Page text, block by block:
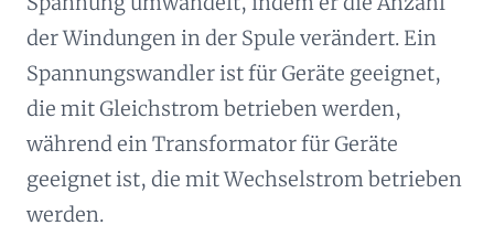
der Windungen in der Spule verändert. Ein
Spannungswandler ist für Geräte geeignet,
die mit Gleichstrom betrieben werden,
während ein Transformator für Geräte
geeignet ist, die mit Wechselstrom betrieben
werden.